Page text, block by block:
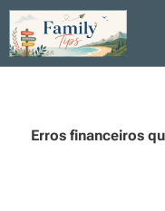
Erros financeiros